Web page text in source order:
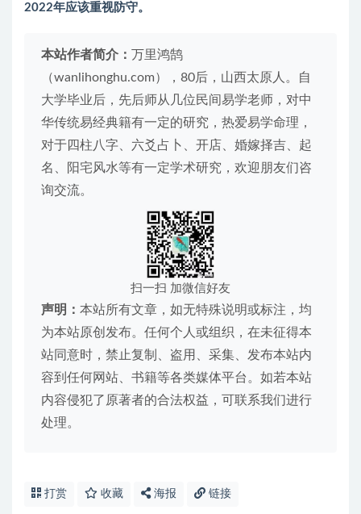
2022年应该重视防守。
本站作者简介： 万里鸿鹄
（wanlihonghu.com），80后，山西太原人。自
大学毕业后，先后师从几位民间易学老师，对中
华传统易经典籍有一定的研究，热爱易学命理，
对于四柱八字、六爻占卜、开店、婚嫁择吉、起
名、阳宅风水等有一定学术研究，欢迎朋友们咨
询交流。
扫一扫 加微信好友
声明： 本站所有文章，如无特殊说明或标注，均
为本站原创发布。任何个人或组织，在未征得本
站同意时，禁止复制、盗用、采集、发布本站内
容到任何网站、书籍等各类媒体平台。如若本站
内容侵犯了原著者的合法权益，可联系我们进行
处理。
打赏 收藏 海报 链接